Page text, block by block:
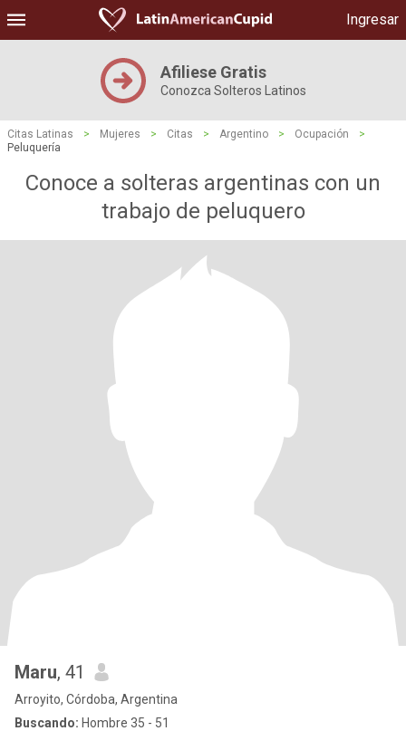
Ingresar
Afiliese Gratis
Conozca Solteros Latinos
Citas Latinas > Mujeres > Citas > Argentino > Ocupación
>
Peluquería
Conoce a solteras argentinas con un
trabajo de peluquero
Maru, 41
Arroyito, Córdoba, Argentina
Buscando: Hombre 35 - 51